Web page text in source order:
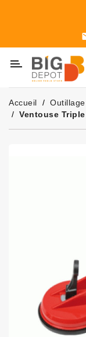
Machines
Outillage
Jardinage
Consommables
Accueil Outillage
Ventouse Triple